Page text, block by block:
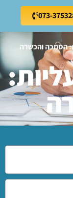
073-
הסמכה והכשרה